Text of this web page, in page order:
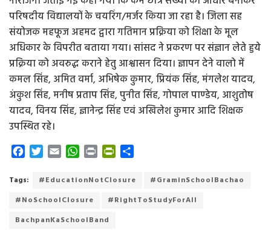
परिषदीय विद्यालयों के चयरिंग/मर्जर किया जा रहा है। जिला सह
संयोजक महफूज अहमद द्वारा गतिमान प्रक्रिया को शिक्षा के मूल
अधिकार के विपरीत बताया गया। सांसद ने प्रकरण पर संज्ञान लेते हुये
प्रक्रिया को अवरुद्ध कराने हेतु आश्वासन दिया। ज्ञापन देने वालो में
कमल सिंह, अमित वर्मा, अभिषेक कुमार, प्रियंक सिंह, मंगलेश यादव,
अंकुश सिंह, मनीष प्रताप सिंह, पुनीत सिंह, गोपाल पाण्डेय, आशुतोष
यादव, विनय सिंह, ज्ञानेन्द्र सिंह एवं अखिलेश कुमार आदि शिक्षक
उपस्थित रहे।
c
b
o
T
i
t
e
a
l
W
a
s
A
P
i
P
i
t
a
e
Tags: #EducationNotClosure
#GraminSchoolBachao
#NoSchoolClosure
#RightToStudyForAll
BachpanKaSchoolBand